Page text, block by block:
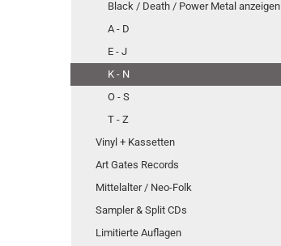
Black / Death / Power Metal anzeigen
A - D
E - J
K - N
O - S
T - Z
Vinyl + Kassetten
Art Gates Records
Mittelalter / Neo-Folk
Sampler & Split CDs
Limitierte Auflagen